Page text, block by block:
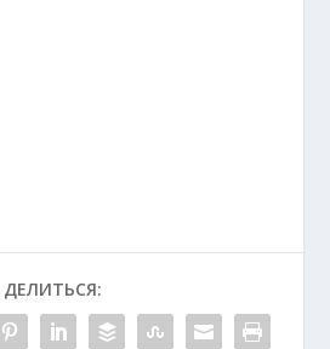
ДЕЛИТЬСЯ: